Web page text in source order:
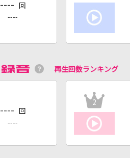
---- 回
----
再生回数ランキング
---- 回
----
2